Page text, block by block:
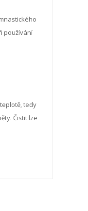
používání
tedy
Čistit lze